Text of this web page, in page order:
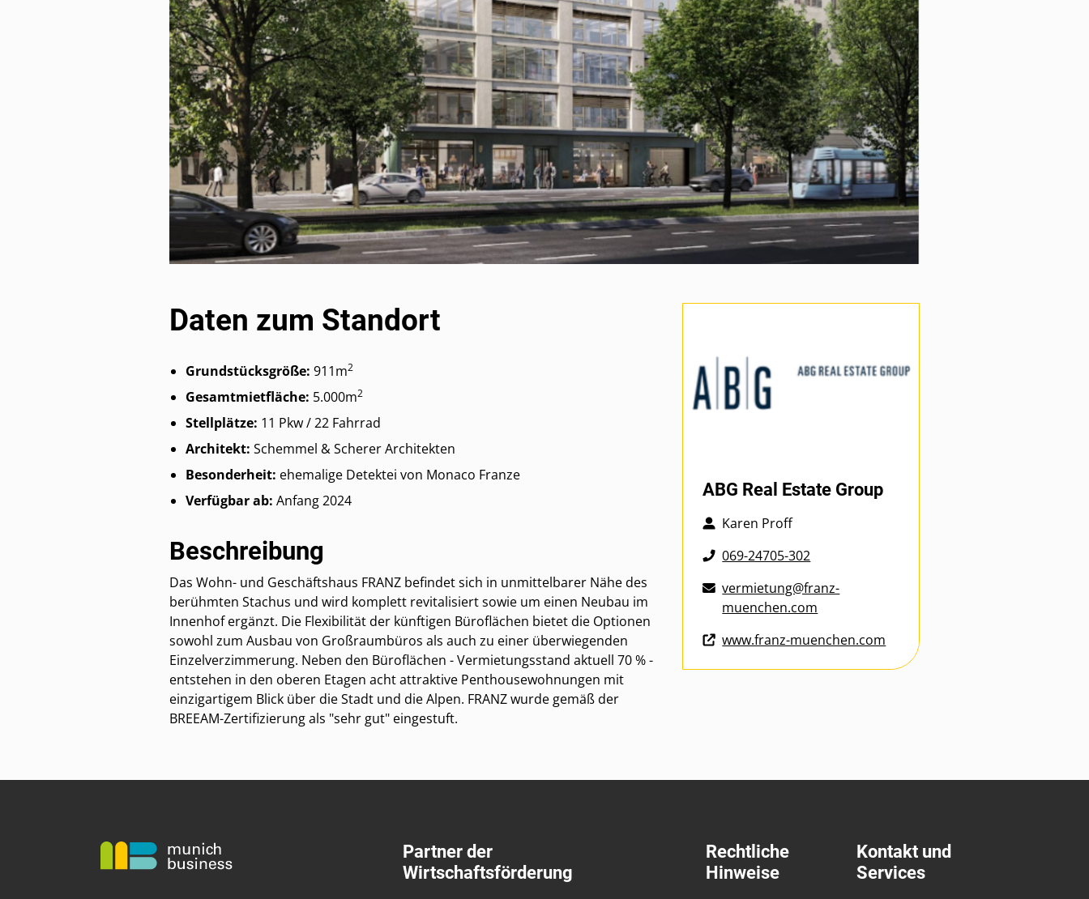
Daten zum Standort
Grundstücksgröße: 911m2
Gesamtmietfläche: 5.000m2
Stellplätze: 11 Pkw / 22 Fahrrad
Architekt: Schemmel & Scherer Architekten
Besonderheit: ehemalige Detektei von Monaco Franze
Verfügbar ab: Anfang 2024
Beschreibung
Das Wohn- und Geschäftshaus FRANZ befindet sich in unmittelbarer Nähe des
berühmten Stachus und wird komplett revitalisiert sowie um einen Neubau im
Innenhof ergänzt. Die Flexibilität der künftigen Büroflächen bietet die Optionen
sowohl zum Ausbau von Großraumbüros als auch zu einer überwiegenden
Einzelverzimmerung. Neben den Büroflächen - Vermietungsstand aktuell 70 % -
entstehen in den oberen Etagen acht attraktive Penthousewohnungen mit
einzigartigem Blick über die Stadt und die Alpen. FRANZ wurde gemäß der
BREEAM-Zertifizierung als "sehr gut" eingestuft.
ABG Real Estate Group
Karen Proff
069-24705-302
vermietung@franz-
muenchen.com
www.franz-muenchen.com
Partner der
Wirtschaftsförderung
Rechtliche
Hinweise
Kontakt und
Services